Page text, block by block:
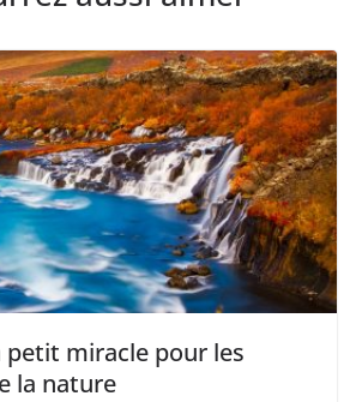
petit miracle pour les
la nature